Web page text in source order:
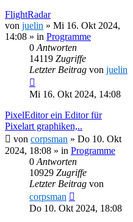
FlightRadar
von juelin » Mi 16. Okt 2024,
14:08 » in Programme
0 Antworten
14119 Zugriffe
Letzter Beitrag von juelin
Mi 16. Okt 2024, 14:08
PixelEditor ein Editor für
Pixelart graphiken,..
von corpsman » Do 10. Okt
2024, 18:08 » in Programme
0 Antworten
10929 Zugriffe
Letzter Beitrag von
corpsman
Do 10. Okt 2024, 18:08